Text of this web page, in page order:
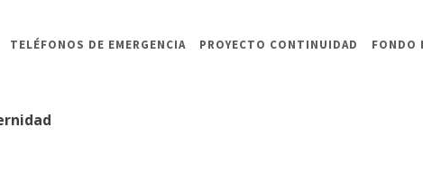
TELÉFONOS DE EMERGENCIA PROYECTO CONTINUIDAD FONDO